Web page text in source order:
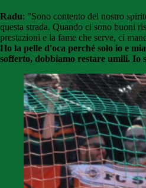
Radu: "Sono contento del nostro
questa strada. Quando ci sono buoni
prestazioni e la fame che serve, ci
Ho la pelle d'oca perché solo io e
sofferto, dobbiamo restare umili. Io